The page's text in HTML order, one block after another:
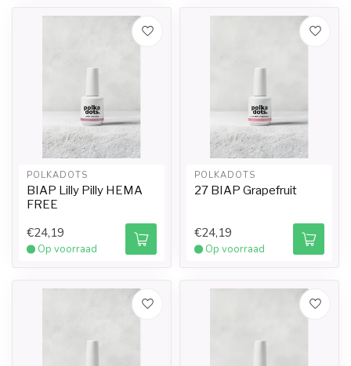
POLKADOTS
BIAP Lilly Pilly HEMA
FREE
€24,19
Op voorraad
POLKADOTS
27 BIAP Grapefruit
€24,19
Op voorraad